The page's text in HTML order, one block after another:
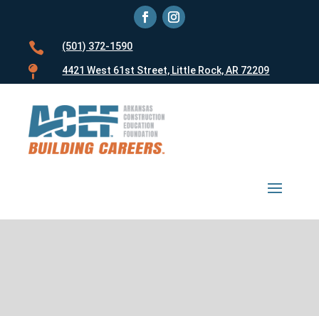
 (501) 372-1590
 4421 West 61st Street, Little Rock, AR 72209